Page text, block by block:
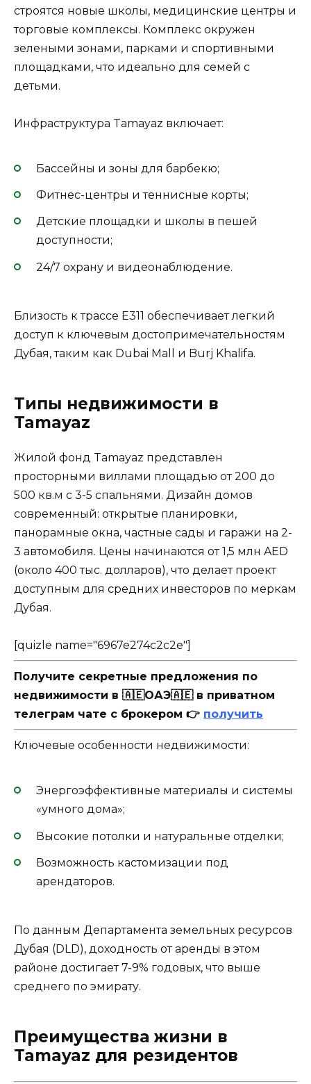
строятся новые школы, медицинские центры и
торговые комплексы. Комплекс окружен
зелеными зонами, парками и спортивными
площадками, что идеально для семей с
детьми.
Инфраструктура Tamayaz включает:
Бассейны и зоны для барбекю;
Фитнес-центры и теннисные корты;
Детские площадки и школы в пешей
доступности;
24/7 охрану и видеонаблюдение.
Близость к трассе E311 обеспечивает легкий
доступ к ключевым достопримечательностям
Дубая, таким как Dubai Mall и Burj Khalifa.
Типы недвижимости в
Tamayaz
Жилой фонд Tamayaz представлен
просторными виллами площадью от 200 до
500 кв.м с 3-5 спальнями. Дизайн домов
современный: открытые планировки,
панорамные окна, частные сады и гаражи на 2-
3 автомобиля. Цены начинаются от 1,5 млн AED
(около 400 тыс. долларов), что делает проект
доступным для средних инвесторов по меркам
Дубая.
[quizle name="6967e274c2c2e"]
Получите секретные предложения по
недвижимости в 🇦🇪ОАЭ🇦🇪 в приватном
телеграм чате с брокером 👉 получить
Ключевые особенности недвижимости:
Энергоэффективные материалы и системы
«умного дома»;
Высокие потолки и натуральные отделки;
Возможность кастомизации под
арендаторов.
По данным Департамента земельных ресурсов
Дубая (DLD), доходность от аренды в этом
районе достигает 7-9% годовых, что выше
среднего по эмирату.
Преимущества жизни в
Tamayaz для резидентов